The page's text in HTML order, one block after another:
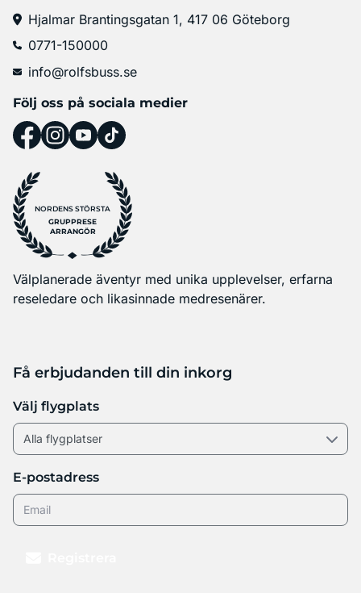
Hjalmar Brantingsgatan 1, 417 06 Göteborg
0771-150000
info@rolfsbuss.se
Följ oss på sociala medier
NORDENS STÖRSTA
GRUPPRESE
ARRANGÖR
Välplanerade äventyr med unika upplevelser, erfarna
reseledare och likasinnade medresenärer.
Få erbjudanden till din inkorg
Välj flygplats
E-postadress